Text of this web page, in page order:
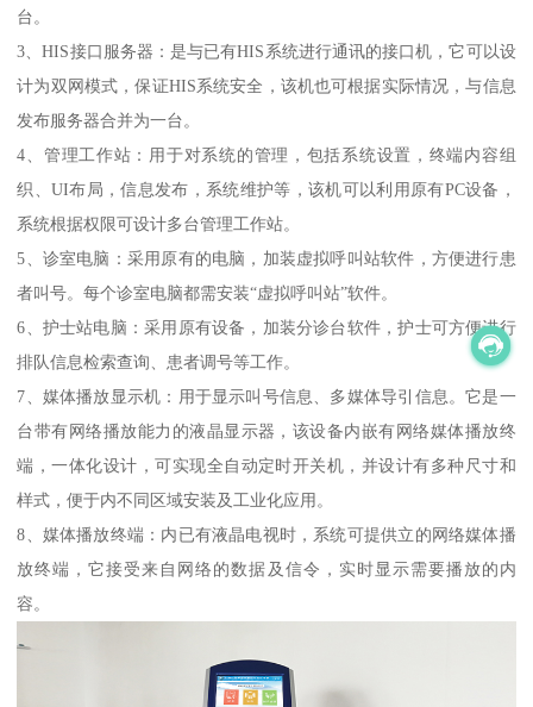
台。
3、HIS接口服务器：是与已有HIS系统进行通讯的接口机，它可以设
计为双网模式，保证HIS系统安全，该机也可根据实际情况，与信息
发布服务器合并为一台。
4、管理工作站：用于对系统的管理，包括系统设置，终端内容组
织、UI布局，信息发布，系统维护等，该机可以利用原有PC设备，
系统根据权限可设计多台管理工作站。
5、诊室电脑：采用原有的电脑，加装虚拟呼叫站软件，方便进行患
者叫号。每个诊室电脑都需安装“虚拟呼叫站”软件。
6、护士站电脑：采用原有设备，加装分诊台软件，护士可方便进行
排队信息检索查询、患者调号等工作。
7、媒体播放显示机：用于显示叫号信息、多媒体导引信息。它是一
台带有网络播放能力的液晶显示器，该设备内嵌有网络媒体播放终
端，一体化设计，可实现全自动定时开关机，并设计有多种尺寸和
样式，便于内不同区域安装及工业化应用。
8、媒体播放终端：内已有液晶电视时，系统可提供立的网络媒体播
放终端，它接受来自网络的数据及信令，实时显示需要播放的内
容。